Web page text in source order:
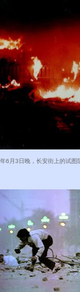
6月3日晚，长安街上的试图